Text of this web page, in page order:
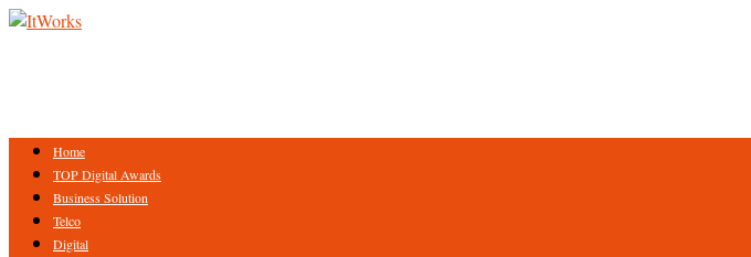
Home
TOP Digital Awards
Business Solution
Telco
Digital